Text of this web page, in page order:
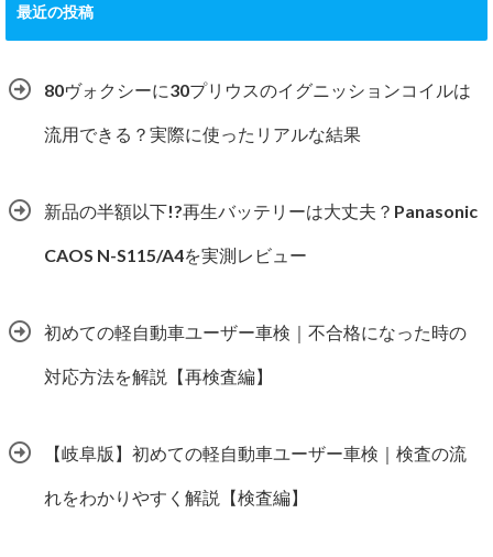
最近の投稿
80ヴォクシーに30プリウスのイグニッションコイルは
流用できる？実際に使ったリアルな結果
新品の半額以下!?再生バッテリーは大丈夫？Panasonic
CAOS N-S115/A4を実測レビュー
初めての軽自動車ユーザー車検｜不合格になった時の
対応方法を解説【再検査編】
【岐阜版】初めての軽自動車ユーザー車検｜検査の流
れをわかりやすく解説【検査編】